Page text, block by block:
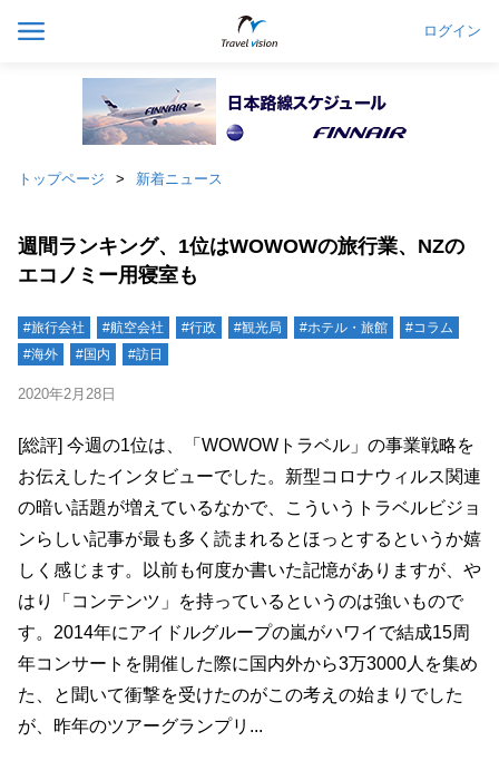
ログイン
トップページ 新着ニュース
週間ランキング、1位はWOWOWの旅行業、NZの
エコノミー用寝室も
#旅行会社 #航空会社 #行政 #観光局 #ホテル・旅館
#コラム
#海外
#国内 #訪日
2020年2月28日
[総評] 今週の1位は、「WOWOWトラベル」の事業戦略を
お伝えしたインタビューでした。新型コロナウィルス関連
の暗い話題が増えているなかで、こういうトラベルビジョ
ンらしい記事が最も多く読まれるとほっとするというか嬉
しく感じます。以前も何度か書いた記憶がありますが、や
はり「コンテンツ」を持っているというのは強いもので
す。2014年にアイドルグループの嵐がハワイで結成15周
年コンサートを開催した際に国内外から3万3000人を集め
た、と聞いて衝撃を受けたのがこの考えの始まりでした
が、昨年のツアーグランプリ...